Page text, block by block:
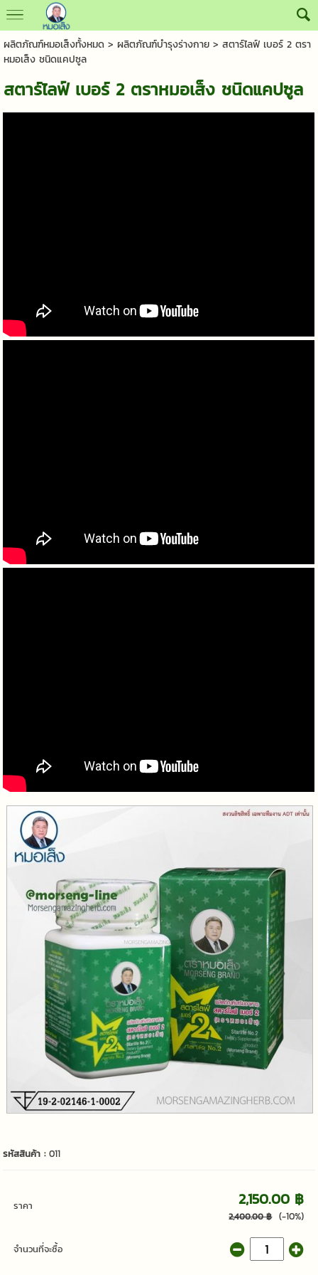
ผลิตภัณฑ์หมอเส็งทั้งหมด > ผลิตภัณฑ์บำรุงร่างกาย> สตาร์ไลฟ์ เบอร์ 2 ตรา
หมอเส็ง ชนิดแคปซูล
สตาร์ไลฟ์ เบอร์ 2 ตราหมอเส็ง ชนิดแคปซูล
รหัสสินค้า :011
ราคา 2,150.00 ฿
2,400.00 ฿ (-10%)
จำนวนที่จะซื้อ